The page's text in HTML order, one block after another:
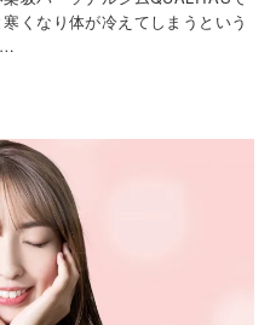
くなり体が冷えてしまうという